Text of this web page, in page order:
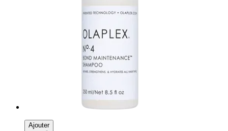
Ajouter